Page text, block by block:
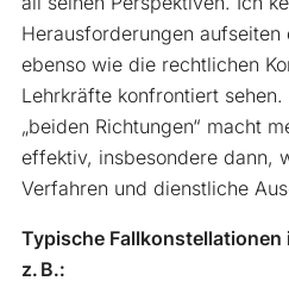
Herausforderungen aufseiten
ebenso wie die rechtlichen
Lehrkräfte konfrontiert
„beiden Richtungen“ macht
effektiv, insbesondere dann,
Verfahren und dienstliche
Typische Fallkonstellationen
z. B.: